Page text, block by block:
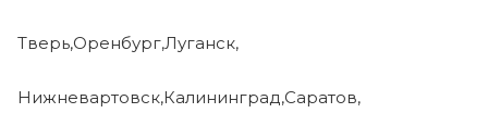
Тверь,Оренбург,Луганск,
Нижневартовск,Калининград,Саратов,